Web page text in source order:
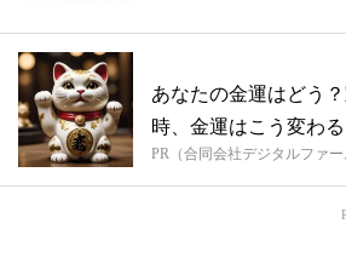
あなたの金運はどう
時、金運はこう変わる
PR（合同会社デジタルファー